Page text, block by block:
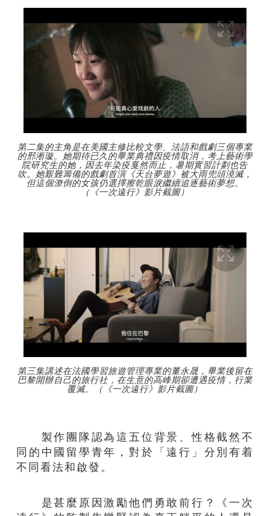
第二集的主角是在美國主修比較文學、法語和戲劇三個專業
的邢淅璇。她期待已久的畢業典禮因疫情取消，考上藝術學
院研究生的她，因去年染疫戛然而止，暑期實習計劃也告
吹。她艱難籌備的戲劇首演《天台夢遊》被大雨兜頭澆滅，
但這個潦倒的女孩仍選擇擦乾眼淚繼續追逐藝術夢想。
（《一次遠行》影片截圖）
第三集講述在法國學習旅遊管理專業的董永晟，畢業後留在
巴黎開辦自己的旅行社，在生意的高峰期卻遭遇疫情，行業
覆滅。（《一次遠行》影片截圖）
製作團隊認為這五位背景、性格截然不
同的中國留學青年，對於「遠行」分別有着
不同看法和啟發。
是甚麼原因激勵他們勇敢前行？《一次